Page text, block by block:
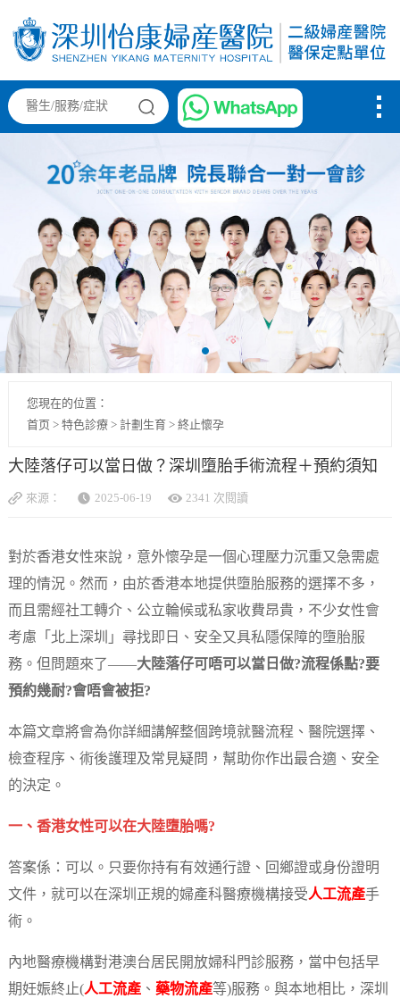
您現在的位置：
首页 > 特色診療> 計劃生育> 終止懷孕
大陸落仔可以當日做？深圳墮胎手術流程＋預約須知
來源： 2025-06-19 2341 次閱讀
對於香港女性來說，意外懷孕是一個心理壓力沉重又急需處
理的情況。然而，由於香港本地提供墮胎服務的選擇不多，
而且需經社工轉介、公立輪候或私家收費昂貴，不少女性會
考慮「北上深圳」尋找即日、安全又具私隱保障的墮胎服
務。但問題來了——大陸落仔可唔可以當日做?流程係點?要
預約幾耐?會唔會被拒?
本篇文章將會為你詳細講解整個跨境就醫流程、醫院選擇、
檢查程序、術後護理及常見疑問，幫助你作出最合適、安全
的決定。
一、香港女性可以在大陸墮胎嗎?
答案係：可以。只要你持有有效通行證、回鄉證或身份證明
文件，就可以在深圳正規的婦產科醫療機構接受人工流產手
術。
內地醫療機構對港澳台居民開放婦科門診服務，當中包括早
期妊娠終止(人工流產、 藥物流產等)服務。與本地相比，深圳